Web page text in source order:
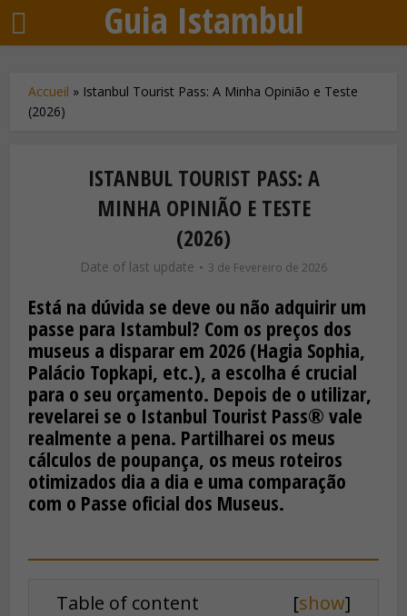
Guia Istambul
Accueil » Istanbul Tourist Pass: A Minha Opinião e Teste
(2026)
ISTANBUL TOURIST PASS: A
MINHA OPINIÃO E TESTE
(2026)
Date of last update 3 de Fevereiro de 2026
Está na dúvida se deve ou não adquirir um
passe para Istambul? Com os preços dos
museus a disparar em 2026 (Hagia Sophia,
Palácio Topkapi, etc.), a escolha é crucial
para o seu orçamento. Depois de o utilizar,
revelarei se o Istanbul Tourist Pass® vale
realmente a pena. Partilharei os meus
cálculos de poupança, os meus roteiros
otimizados dia a dia e uma comparação
com o Passe oficial dos Museus.
Table of content [show]